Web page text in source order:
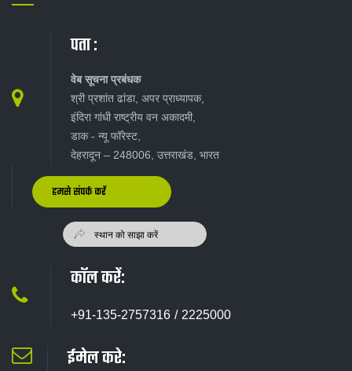
पता :
वेब सूचना प्रबंधक
श्री प्रशांत ढांडा, अपर प्राध्यापक,
इंदिरा गांधी राष्ट्रीय वन अकादमी,
डाक - न्यू‍ फॉरेस्ट,
देहरादून – 248006, उत्तराखंड, भारत
हमसे संपर्क करें
कॉल करें:
+91-135-2757316 / 2225000
ईमेल करे: